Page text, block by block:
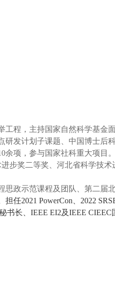
程，主持国家自然科学基金
发计划子课题、中国博士后
余项，参与国家社科重大项目
步奖二等奖、河北省科学技
政示范课程及团队、第二届
担任2021 PowerCon 2022
书长、 IEEE EI2及IEEE CIEEC